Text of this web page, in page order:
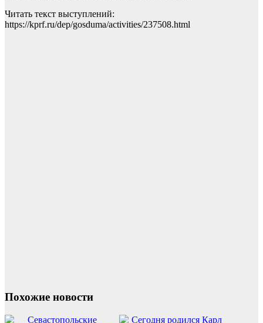
Читать текст выступлений:
https://kprf.ru/dep/gosduma/activities/237508.html
Похожие новости